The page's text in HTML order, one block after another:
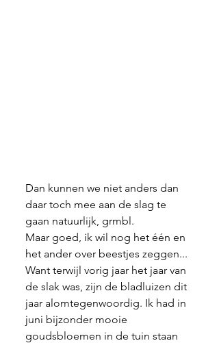
Dan kunnen we niet anders dan
daar toch mee aan de slag te
gaan natuurlijk, grmbl.
Maar goed, ik wil nog het één en
het ander over beestjes zeggen...
Want terwijl vorig jaar het jaar van
de slak was, zijn de bladluizen dit
jaar alomtegenwoordig. Ik had in
juni bijzonder mooie
goudsbloemen in de tuin staan